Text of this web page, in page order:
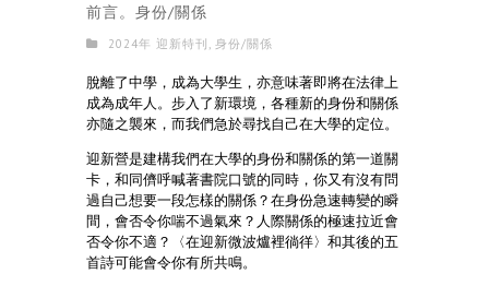
前言。身份/關係
2024年 迎新特刊 , 身份/關係
脫離了中學，成為大學生，亦意味著即將在法律上
成為成年人。步入了新環境，各種新的身份和關係
亦隨之襲來，而我們急於尋找自己在大學的定位。
迎新營是建構我們在大學的身份和關係的第一道關
卡，和同儕呼喊著書院口號的同時，你又有沒有問
過自己想要一段怎樣的關係？在身份急速轉變的瞬
間，會否令你喘不過氣來？人際關係的極速拉近會
否令你不適？〈在迎新微波爐裡徜徉〉和其後的五
首詩可能會令你有所共鳴。